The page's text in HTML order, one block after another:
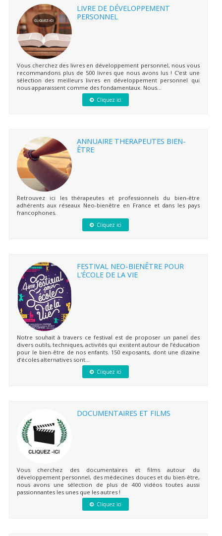
LIVRE DE DÉVELOPPEMENT
PERSONNEL
Vous cherchez des livres en développement personnel, nous vous
recommandons plus de 500 livres que nous avons lus ! C'est une
sélection des meilleurs livres en développement personnel qui
nous apparaissent comme des fondamentaux. Nous...
Cliquez ici
ANNUAIRE THERAPEUTES BIEN-
ÊTRE
Retrouvez ici les thérapeutes et professionnels du bien-être
adhérents aux réseaux Neo-bienêtre en France et dans les pays
francophones.
Cliquez ici
FESTIVAL NEO-BIENÊTRE POUR
L’ÉCOLE DE LA VIE
Notre souhait à travers ce festival est de proposer un panel des
divers outils, techniques, activités qui existent autour de l’éducation
pour le bien-être de nos enfants. 150 exposants, dont une dizaine
d’écoles alternatives sont...
Cliquez ici
DOCUMENTAIRES ET FILMS
Vous cherchez des documentaires et films autour du
développement personnel, des médecines douces et du bien-être,
nous avons une sélection de plus de 400 vidéos toutes aussi
passionnantes les unes que les autres !
Cliquez ici